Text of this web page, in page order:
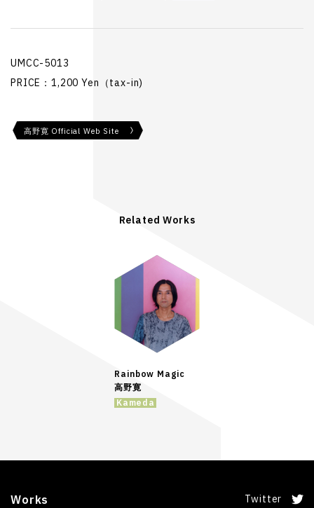
UMCC-5013
PRICE：1,200 Yen（tax-in)
高野寛 Official Web Site
Related Works
Rainbow Magic
高野寛
Kameda
Works Twitter